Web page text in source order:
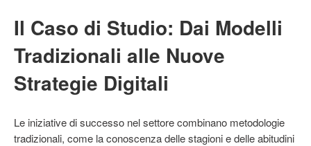
Il Caso di Studio: Dai Modelli
Tradizionali alle Nuove
Strategie Digitali
Le iniziative di successo nel settore combinano metodologie
tradizionali, come la conoscenza delle stagioni e delle abitudini